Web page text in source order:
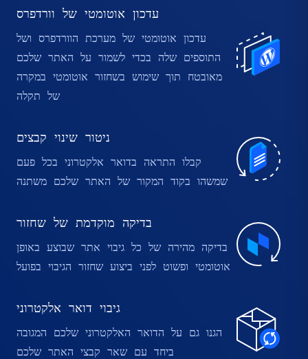
עדכון אוטומטי של וורדפרס
עדכון אוטומטי של מערכת הוורדפרס ושל
התוספים שלה בכדי לשמור על האתר שלכם
מאובטח תוך שימוש בשחזור אוטומטי במקרה
של תקלה
ניטור שינוי קבצים
קבלו התראה בדואר אלקטרוני בכל פעם
שמשהו בקוד המקור של האתר שלכם משתנה
בדיקה מוקדמת של שחזור
בדיקה מהירה של כל גיבוי אתר שבוצע באופן
אוטומטי ופשוט לפני ביצוע שחזור הגיבוי בפועל
גיבוי דואר אלקטרוני
הגנו גם על הדואר האלקטרוני שלכם המגובה
ביחד עם שאר קבצי האתר שלכם